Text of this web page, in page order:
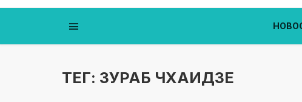
ТЕГ: ЗУРАБ ЧХАИДЗЕ